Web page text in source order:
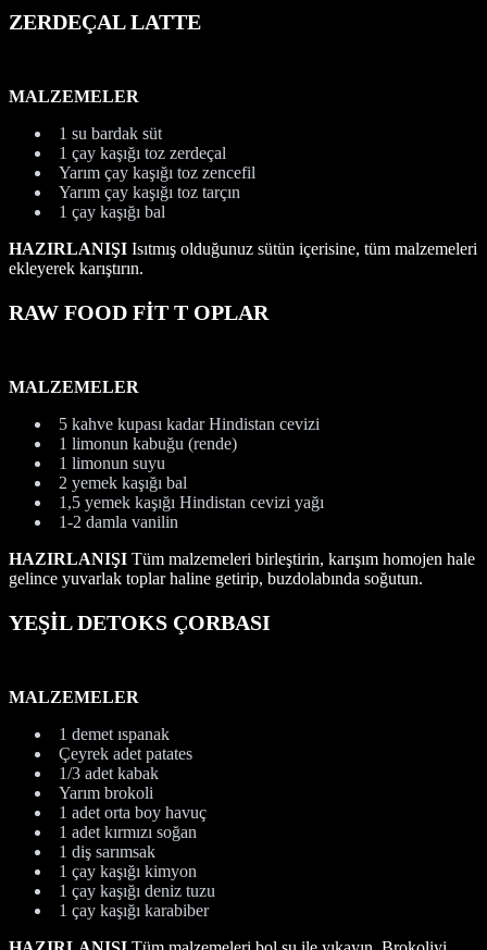
ZERDEÇAL LATTE
MALZEMELER
1 su bardak süt
1 çay kaşığı toz zerdeçal
Yarım çay kaşığı toz zencefil
Yarım çay kaşığı toz tarçın
1 çay kaşığı bal
HAZIRLANIŞI Isıtmış olduğunuz sütün içerisine, tüm malzemeleri
ekleyerek karıştırın.
RAW FOOD FİT T OPLAR
MALZEMELER
5 kahve kupası kadar Hindistan cevizi
1 limonun kabuğu (rende)
1 limonun suyu
2 yemek kaşığı bal
1,5 yemek kaşığı Hindistan cevizi yağı
1-2 damla vanilin
HAZIRLANIŞI Tüm malzemeleri birleştirin, karışım homojen hale
gelince yuvarlak toplar haline getirip, buzdolabında soğutun.
YEŞİL DETOKS ÇORBASI
MALZEMELER
1 demet ıspanak
Çeyrek adet patates
1/3 adet kabak
Yarım brokoli
1 adet orta boy havuç
1 adet kırmızı soğan
1 diş sarımsak
1 çay kaşığı kimyon
1 çay kaşığı deniz tuzu
1 çay kaşığı karabiber